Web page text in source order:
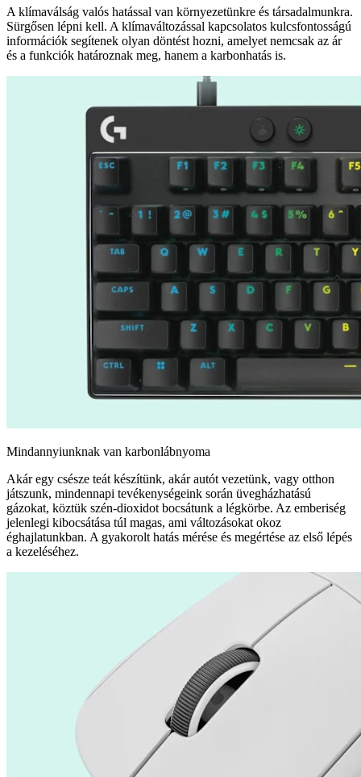
A klímaválság valós hatással van környezetünkre és társadalmunkra.
Sürgősen lépni kell. A klímaváltozással kapcsolatos kulcsfontosságú
információk segítenek olyan döntést hozni, amelyet nemcsak az ár
és a funkciók határoznak meg, hanem a karbonhatás is.
Mindannyiunknak van karbonlábnyoma
Akár egy csésze teát készítünk, akár autót vezetünk, vagy otthon
játszunk, mindennapi tevékenységeink során üvegházhatású
gázokat, köztük szén-dioxidot bocsátunk a légkörbe. Az emberiség
jelenlegi kibocsátása túl magas, ami változásokat okoz
éghajlatunkban. A gyakorolt hatás mérése és megértése az első lépés
a kezeléséhez.